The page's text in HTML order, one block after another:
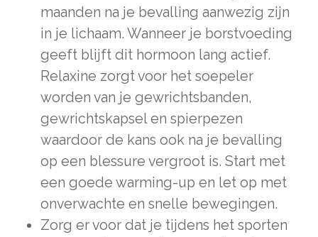
maanden na je bevalling aanwezig zijn
in je lichaam. Wanneer je borstvoeding
geeft blijft dit hormoon lang actief.
Relaxine zorgt voor het soepeler
worden van je gewrichtsbanden,
gewrichtskapsel en spierpezen
waardoor de kans ook na je bevalling
op een blessure vergroot is. Start met
een goede warming-up en let op met
onverwachte en snelle bewegingen.
Zorg er voor dat je tijdens het sporten